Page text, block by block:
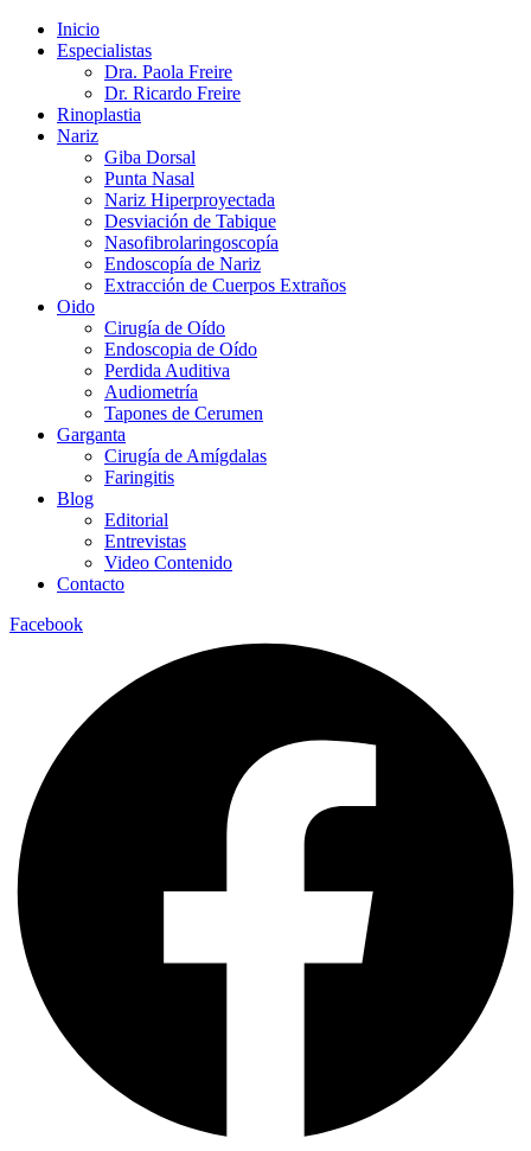
Inicio
Especialistas
Dra. Paola Freire
Dr. Ricardo Freire
Rinoplastia
Nariz
Giba Dorsal
Punta Nasal
Nariz Hiperproyectada
Desviación de Tabique
Nasofibrolaringoscopía
Endoscopía de Nariz
Extracción de Cuerpos Extraños
Oido
Cirugía de Oído
Endoscopia de Oído
Perdida Auditiva
Audiometría
Tapones de Cerumen
Garganta
Cirugía de Amígdalas
Faringitis
Blog
Editorial
Entrevistas
Video Contenido
Contacto
Facebook